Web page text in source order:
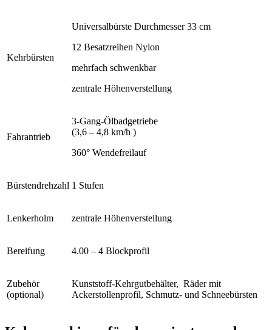
Kehrbürsten
Universalbürste Durchmesser33 cm
12 Besatzreihen Nylon
mehrfach schwenkbar
zentrale Höhenverstellung
Fahrantrieb
3-Gang-Ölbadgetriebe
(3,6 – 4,8 km/h )
360° Wendefreilauf
Bürstendrehzahl 1 Stufen
Lenkerholm zentrale Höhenverstellung
Bereifung 4.00 – 4 Blockprofil
Zubehör
(optional)
Kunststoff-Kehrgutbehälter, Räder mit
Ackerstollenprofil, Schmutz- und Schneebürsten